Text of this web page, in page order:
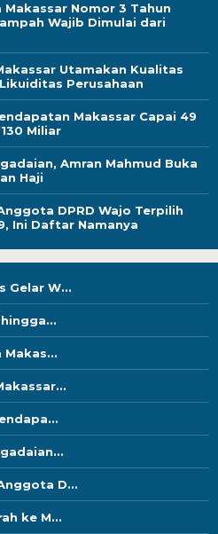
Nomor 3 Tahun
Wajib Dimulai dari
Utamakan Kualitas
Perusahaan
Makassar Capai 49
Miliar
Amran Mahmud Buka
Haji
DPRD Wajo Terpilih
Ini Daftar Namanya
Gelar W...
D...
ke M...